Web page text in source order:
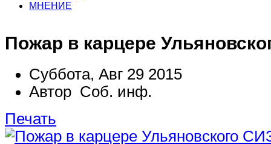
МНЕНИЕ
Пожар в карцере
Суббота, Авг 29 2015
Автор Соб. инф.
Печать